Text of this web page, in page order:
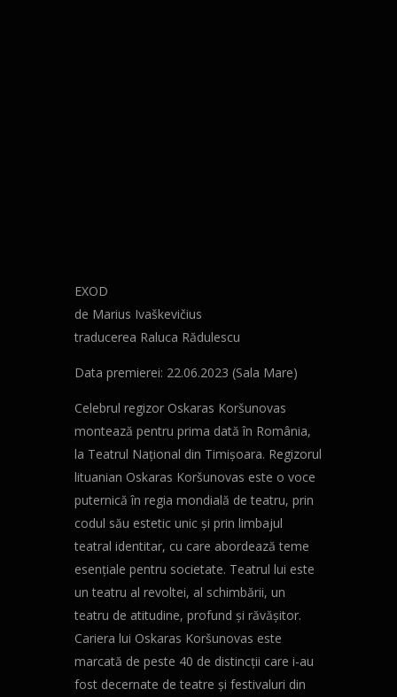
EXOD
de Marius Ivaškevičius
traducerea Raluca Rădulescu
Data premierei: 22.06.2023 (Sala Mare)
Celebrul regizor Oskaras Koršunovas
montează pentru prima dată în România,
la Teatrul Național din Timișoara. Regizorul
lituanian Oskaras Koršunovas este o voce
puternică în regia mondială de teatru, prin
codul său estetic unic și prin limbajul
teatral identitar, cu care abordează teme
esențiale pentru societate. Teatrul lui este
un teatru al revoltei, al schimbării, un
teatru de atitudine, profund și răvășitor.
Cariera lui Oskaras Koršunovas este
marcată de peste 40 de distincții care i-au
fost decernate de teatre și festivaluri din